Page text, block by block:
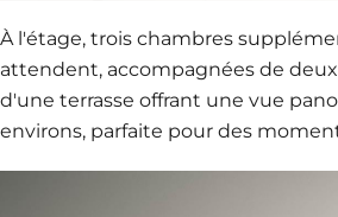
À l'étage, trois chambres
attendent, accompagnées de
d'une terrasse offrant une vue
environs, parfaite pour des